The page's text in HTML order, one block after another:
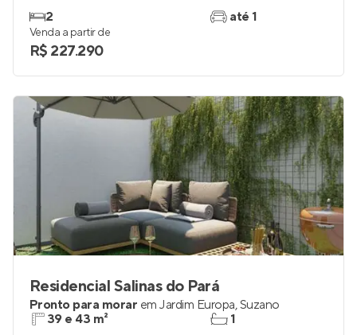
2
até 1
Venda a partir de
R$ 227.290
Residencial Salinas do Pará
Pronto para morar em Jardim Europa,Suzano
39 e 43 m²
1